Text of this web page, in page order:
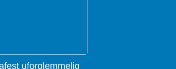
uforglemmelig